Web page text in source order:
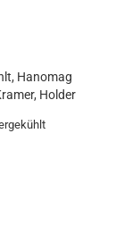
Hanomag
Holder